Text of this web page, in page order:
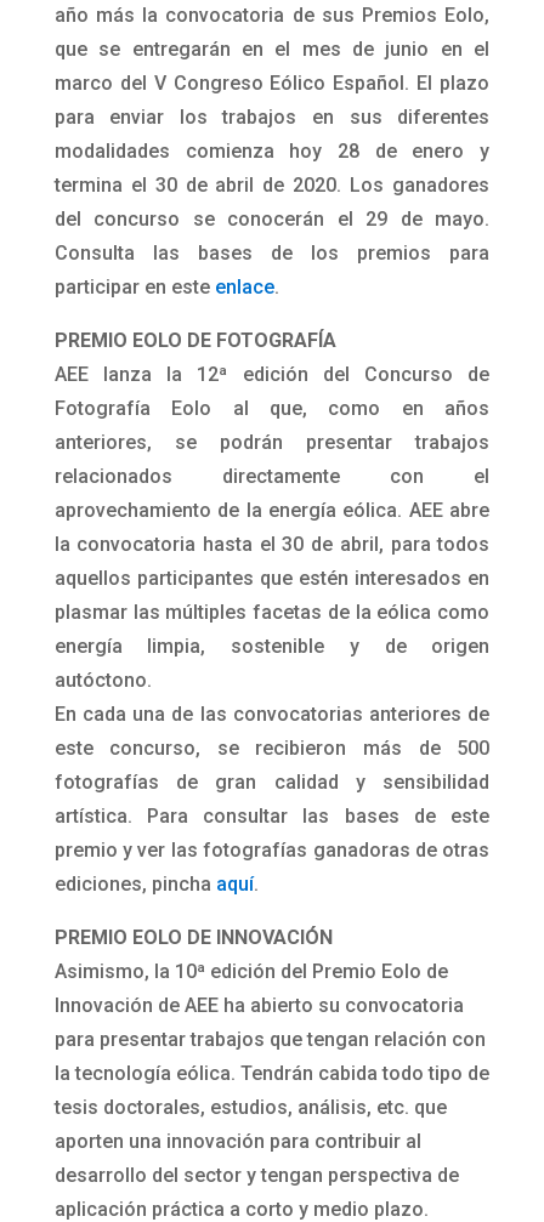
año más la convocatoria de sus Premios Eolo,
que se entregarán en el mes de junio en el
marco del V Congreso Eólico Español. El plazo
para enviar los trabajos en sus diferentes
modalidades comienza hoy 28 de enero y
termina el 30 de abril de 2020. Los ganadores
del concurso se conocerán el 29 de mayo.
Consulta las bases de los premios para
participar en este enlace.
PREMIO EOLO DE FOTOGRAFÍA
AEE lanza la 12ª edición del Concurso de
Fotografía Eolo al que, como en años
anteriores, se podrán presentar trabajos
relacionados directamente con el
aprovechamiento de la energía eólica. AEE abre
la convocatoria hasta el 30 de abril, para todos
aquellos participantes que estén interesados en
plasmar las múltiples facetas de la eólica como
energía limpia, sostenible y de origen
autóctono.
En cada una de las convocatorias anteriores de
este concurso, se recibieron más de 500
fotografías de gran calidad y sensibilidad
artística. Para consultar las bases de este
premio y ver las fotografías ganadoras de otras
ediciones, pincha aquí.
PREMIO EOLO DE INNOVACIÓN
Asimismo, la 10ª edición del Premio Eolo de
Innovación de AEE ha abierto su convocatoria
para presentar trabajos que tengan relación con
la tecnología eólica. Tendrán cabida todo tipo de
tesis doctorales, estudios, análisis, etc. que
aporten una innovación para contribuir al
desarrollo del sector y tengan perspectiva de
aplicación práctica a corto y medio plazo.